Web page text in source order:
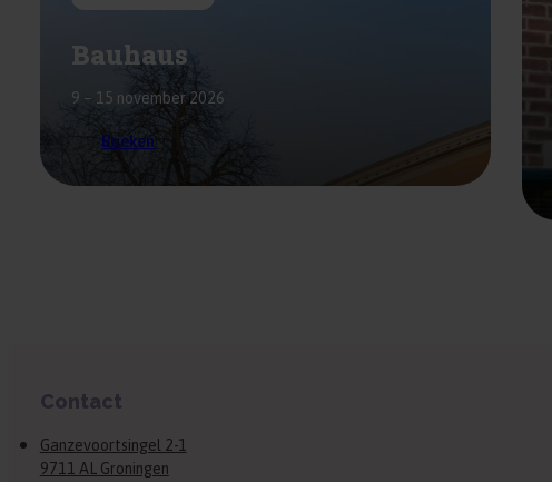
Bauhaus
9 – 15 november 2026
Boeken
Contact
Ganzevoortsingel 2-1
9711 AL Groningen